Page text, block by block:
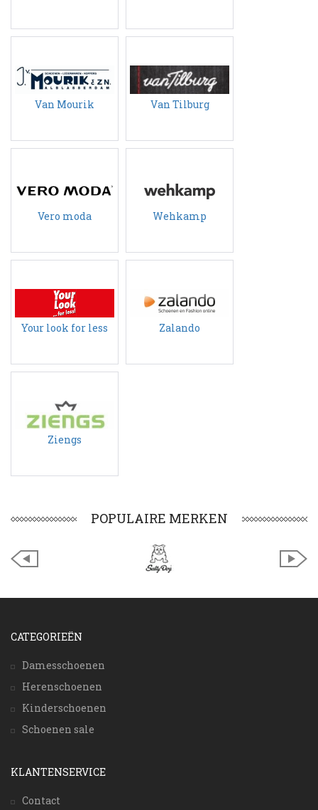
Van Mourik Van Tilburg
Vero moda Wehkamp
Your look for less Zalando
Ziengs
POPULAIRE MERKEN
CATEGORIEËN
Damesschoenen
Herenschoenen
Kinderschoenen
Schoenen sale
KLANTENSERVICE
Contact